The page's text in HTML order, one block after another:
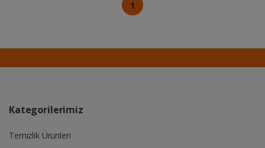
1
Kategorilerimiz
Temizlik Ürünleri